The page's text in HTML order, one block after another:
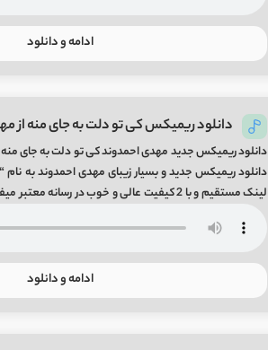
ادامه و دانلود
دانلود ریمیکس کی تو دلت به جای منه از
دانلود ریمیکس جدید مهدی احمدوند کی تو دلت به جای
دانلود ریمیکس جدید و بسیار زیبای مهدی احمدوند به
ادامه و دانلود